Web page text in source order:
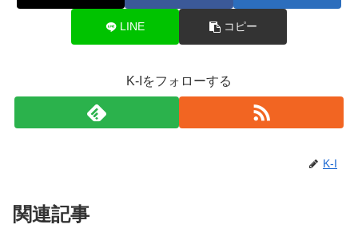
LINE コピー
K-Iをフォローする
K-I
関連記事